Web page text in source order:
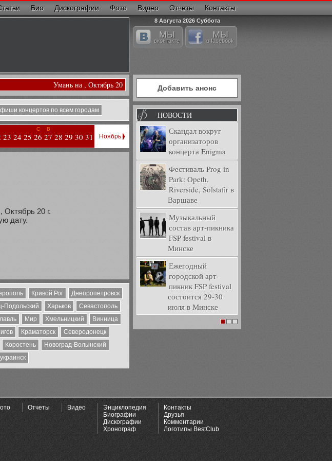
Био Дискографии Фото Видео Отчеты Контакты
8 Августа 2026 Суббота
МЫ
вконтакте
МЫ
в facebook
Умань на , Октябрь 20
концертов по всем городам
23 24 25
С
26
В
27 28 29 30 31 Ноябрь
20 г.
дату.
Кривой Рог
Днепропетровск
Подольский Харьков
Севастополь
Мир Хмельницкий
Винница
Краматорск
Северодонецк
Коростень
Новоград-Волынский
Добавить анонс
НОВОСТИ
Скандал вокруг
организаторов
концерта Enigma
Фестиваль Prog in
Park: Opeth,
Riverside, Solstafir в
Варшаве
Музыкальный
состав арт-пикника
FSP festival в
Минске
Ежегодный
городской арт-
пикник FSP festival
состоится 29-30
июля в Минске
Отчеты Видео
Энциклопедия
Биографии
Дискографии
Хронограф
Контакты
Друзья
Комментарии
Логотипы BestClub